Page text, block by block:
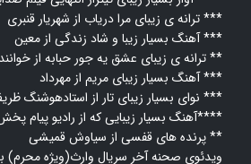
ترانه ی زیبای مرا دریاب از شهریار قنبری ***
آهنگ بسیار زیبا و شاد زندگی از معین ***
ترانه ی زیبای عشق یه جور حبابه از خواننده قدیمی آرش **
آهنگ بسیار زیبای مریم از مهرداد ***
نوای بسیار زیبای تار از استادهوشنگ ظریف(پخش از رادیو) ***
آهنگ بسیار زیبایی که از رادیو پیام پخش میشه(تهران بارانی)****
پرنده های قفسی از سیاوش قمیشی **
ویدئوی صحنه آخر سریال وارث(ویژه محرم)